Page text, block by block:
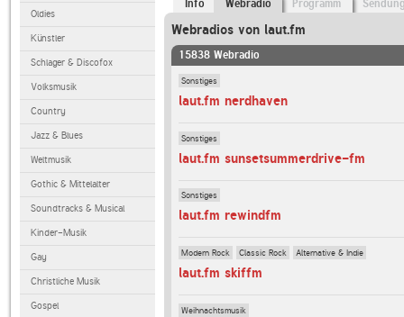
Oldies
Künstler
Schlager & Discofox
Volksmusik
Country
Jazz & Blues
Weltmusik
Gothic & Mittelalter
Soundtracks & Musical
Kinder-Musik
Gay
Christliche Musik
Gospel
Info Webradio Programm
Webradios von laut.fm
15838 Webradio
Sonstiges
laut.fm nerdhaven
Sonstiges
laut.fm sunsetsummerdrive-fm
Sonstiges
laut.fm rewindfm
Modern Rock Classic Rock Alternative & Indie
laut.fm skiffm
Weihnachtsmusik